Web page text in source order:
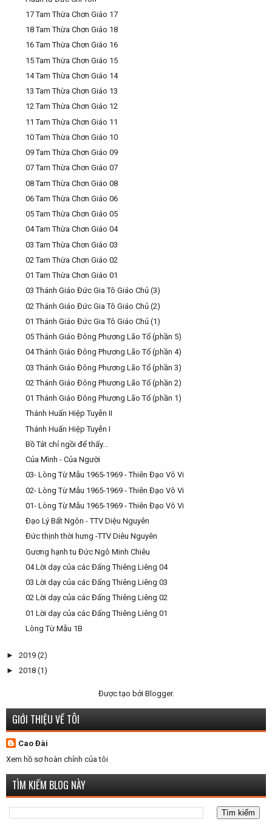
17 Tam Thừa Chơn Giáo 17
18 Tam Thừa Chơn Giáo 18
16 Tam Thừa Chơn Giáo 16
15 Tam Thừa Chơn Giáo 15
14 Tam Thừa Chơn Giáo 14
13 Tam Thừa Chơn Giáo 13
12 Tam Thừa Chơn Giáo 12
11 Tam Thừa Chơn Giáo 11
10 Tam Thừa Chơn Giáo 10
09 Tam Thừa Chơn Giáo 09
07 Tam Thừa Chơn Giáo 07
08 Tam Thừa Chơn Giáo 08
06 Tam Thừa Chơn Giáo 06
05 Tam Thừa Chơn Giáo 05
04 Tam Thừa Chơn Giáo 04
03 Tam Thừa Chơn Giáo 03
02 Tam Thừa Chơn Giáo 02
01 Tam Thừa Chơn Giáo 01
03 Thánh Giáo Đức Gia Tô Giáo Chủ (3)
02 Thánh Giáo Đức Gia Tô Giáo Chủ (2)
01 Thánh Giáo Đức Gia Tô Giáo Chủ (1)
05 Thánh Giáo Đông Phương Lão Tổ (phần 5)
04 Thánh Giáo Đông Phương Lão Tổ (phần 4)
03 Thánh Giáo Đông Phương Lão Tổ (phần 3)
02 Thánh Giáo Đông Phương Lão Tổ (phần 2)
01 Thánh Giáo Đông Phương Lão Tổ (phần 1)
Thánh Huấn Hiệp Tuyễn II
Thánh Huấn Hiệp Tuyễn I
Bồ Tát chỉ ngồi để thấy...
Của Mình - Của Người
03- Lòng Từ Mẫu 1965-1969 - Thiên Đạo Vô Vi
02- Lòng Từ Mẫu 1965-1969 - Thiên Đạo Vô Vi
01- Lòng Từ Mẫu 1965-1969 - Thiên Đạo Vô Vi
Đạo Lý Bất Ngôn - TTV Diệu Nguyên
Đức thịnh thời hưng -TTV Diêu Nguyên
Gương hạnh tu Đức Ngô Minh Chiêu
04 Lời dạy của các Đấng Thiêng Liêng 04
03 Lời dạy của các Đấng Thiêng Liêng 03
02 Lời dạy của các Đấng Thiêng Liêng 02
01 Lời dạy của các Đấng Thiêng Liêng 01
Lòng Từ Mẫu 1B
► 2019 (2)
► 2018 (1)
Được tạo bởi Blogger.
GIỚI THIỆU VỀ TÔI
Cao Đài
Xem hồ sơ hoàn chỉnh của tôi
TÌM KIẾM BLOG NÀY